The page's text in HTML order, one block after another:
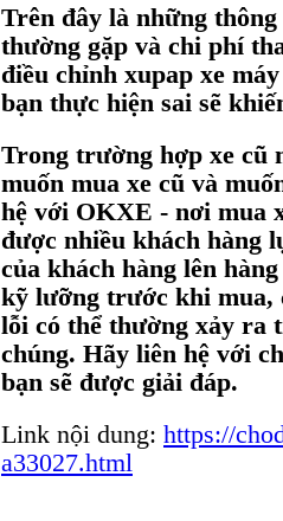
Trên đây là những
thường gặp và chi phí
điều chỉnh xupap xe
bạn thực hiện sai sẽ
Trong trường hợp xe cũ
muốn mua xe cũ và
hệ với OKXE - nơi mua
được nhiều khách hàng
của khách hàng lên
kỹ lưỡng trước khi mua,
lỗi có thể thường xảy ra
chúng. Hãy liên hệ với
bạn sẽ được giải đáp.
Link nội dung: https://
a33027.html